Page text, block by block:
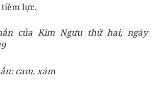
lực.
của Kim Ngưu thứ hai, ngày
cam, xám